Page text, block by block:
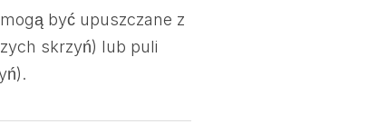
być upuszczane z
skrzyń) lub puli